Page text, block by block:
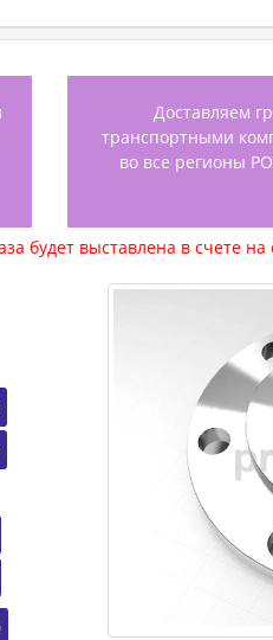
Доставляем
транспортными
во все регионы
будет выставлена в счете